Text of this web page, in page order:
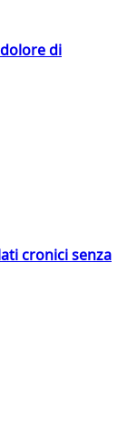
di
cronici senza